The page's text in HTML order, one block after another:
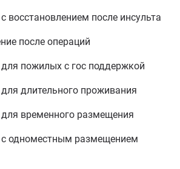
восстановлением после инсульта
после операций
пожилых с гос поддержкой
длительного проживания
временного размещения
одноместным размещением